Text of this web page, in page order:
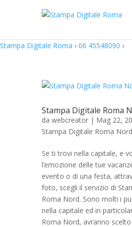
Stampa Digitale Roma › 06 45548090 ›
Stampa Digitale Roma
da webcreator | Mag 22,
Stampa Digitale Roma Nord
Se ti trovi nella capitale, e
l’emozione delle tue
evento o di una festa,
foto, scegli il servizio di
Roma Nord. Sono molti i
nella capitale ed in
Roma Nord, avranno